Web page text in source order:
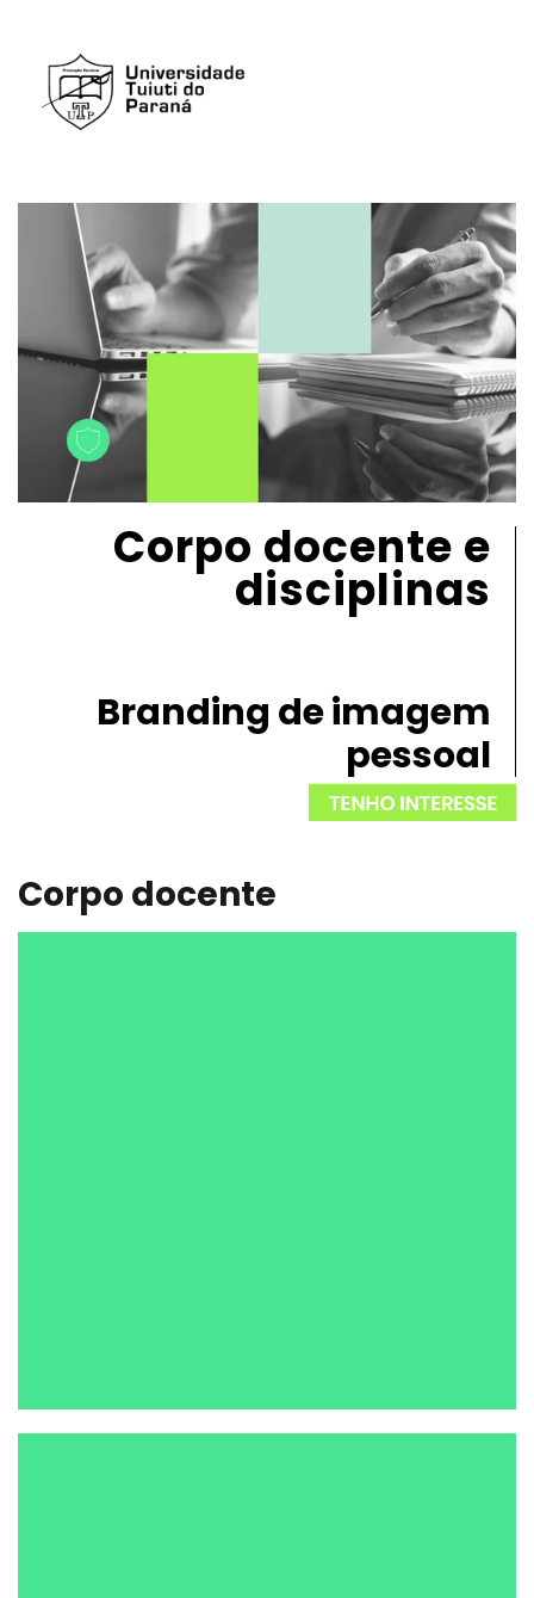
Corpo docente e
disciplinas
Branding de imagem
pessoal
Corpo docente